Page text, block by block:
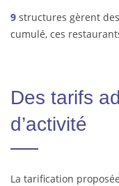
9 structures gèrent
cumulé, ces
Des tarifs
d’activité
La tarification